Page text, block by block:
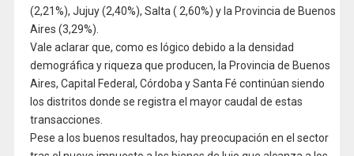
(2,21%), Jujuy (2,40%), Salta ( 2,60%) y la Provincia de Buenos
Aires (3,29%).
Vale aclarar que, como es lógico debido a la densidad
demográfica y riqueza que producen, la Provincia de Buenos
Aires, Capital Federal, Córdoba y Santa Fé continúan siendo
los distritos donde se registra el mayor caudal de estas
transacciones.
Pese a los buenos resultados, hay preocupación en el sector